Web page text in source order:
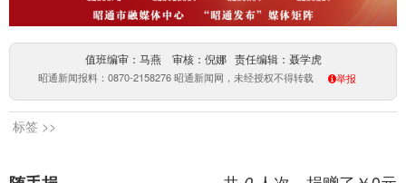
值班编审：马燕 审核：倪娜 责任编辑：聂学虎
昭通新闻报料：0870-2158276 昭通新闻网，未经授权不得转载 举报
标签 >>